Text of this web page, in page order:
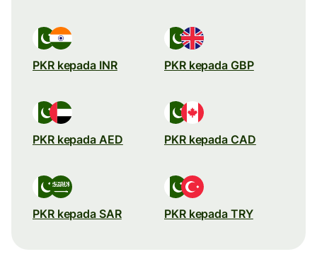
PKR kepada INR PKR kepada GBP
PKR kepada AED PKR kepada CAD
PKR kepada SAR PKR kepada TRY